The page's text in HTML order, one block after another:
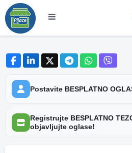
Postavite BESPLATNO
Registrujte BESPLATNO
objavljujte oglase!